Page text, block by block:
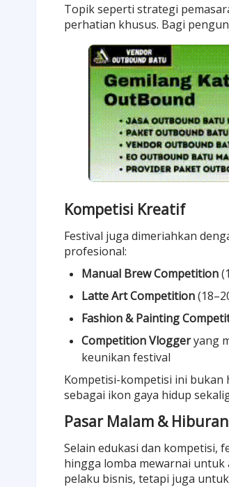
Topik seperti strategi
perhatian khusus. Bagi
Kompetisi Kreatif
Festival juga dimeriahkan
profesional:
Manual Brew Competition
Latte Art Competition
Fashion & Painting
Competition Vloggeryang
keunikan festival
Kompetisi-kompetisi ini bukan
sebagai ikon gaya hidup
Pasar Malam &
Selain edukasi dan kompetisi,
hingga lomba mewarnai
pelaku bisnis, tetapi juga